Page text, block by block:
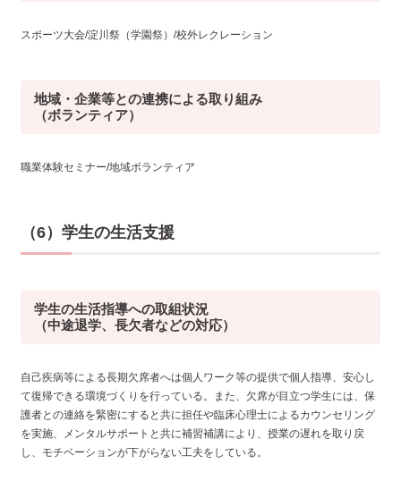
スポーツ大会/淀川祭（学園祭）/校外レクレーション
地域・企業等との連携による取り組み
（ボランティア）
職業体験セミナー/地域ボランティア
（6）学生の生活支援
学生の生活指導への取組状況
（中途退学、長欠者などの対応）
自己疾病等による長期欠席者へは個人ワーク等の提供で個人指導、安心し
て復帰できる環境づくりを行っている。また、欠席が目立つ学生には、保
護者との連絡を緊密にすると共に担任や臨床心理士によるカウンセリング
を実施、メンタルサポートと共に補習補講により、授業の遅れを取り戻
し、モチベーションが下がらない工夫をしている。